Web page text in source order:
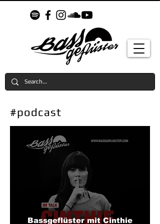
#podcast
Bassgeflüster mit Cinthie